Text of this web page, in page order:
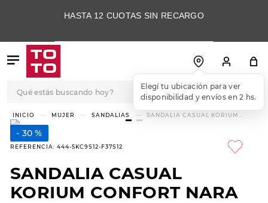
HASTA 12 CUOTAS SIN RECARGO
Elegí tu ubicación para ver
disponibilidad y envíos en 2 hs.
MUJER SANDALIAS
SANDALIA CASUAL KORIUM
30 %
REFERENCIA: 444-5KC9S12-F37S12
SANDALIA CASUAL
KORIUM CONFORT NARA
TÉRMINOS MÁS
BUSCADOS
3 .
skechers slip-ins